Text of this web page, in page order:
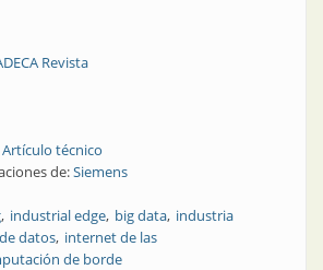
Revista
Artículo técnico
de:Siemens
industrial edge big data industria
datos internet de las
de borde